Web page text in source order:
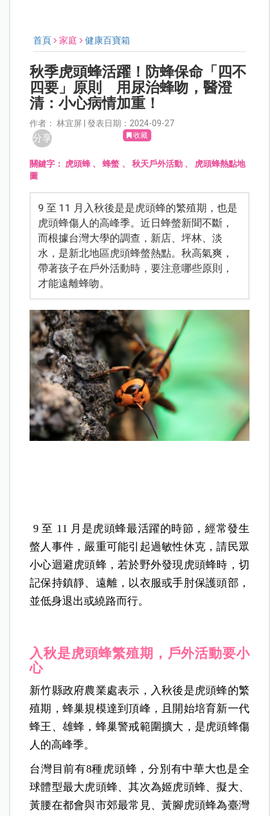
首頁 家庭 健康百寶箱
秋季虎頭蜂活躍！防蜂保命「四不
四要」原則 用尿治蜂吻，醫澄
清：小心病情加重！
作者： 林宜屏 | 發表日期：2024-09-27
分享 收藏
關鍵字： 虎頭蜂 、蜂螫 、 秋天戶外活動、 虎頭蜂熱點地
圖
9 至 11 月入秋後是是虎頭蜂的繁殖期，也是
虎頭蜂傷人的高峰季。近日蜂螫新聞不斷，
而根據台灣大學的調查，新店、坪林、淡
水，是新北地區虎頭蜂螫熱點。秋高氣爽，
帶著孩子在戶外活動時，要注意哪些原則，
才能遠離蜂吻。
9 至 11 月是虎頭蜂最活躍的時節，經常發生
螫人事件，嚴重可能引起過敏性休克，請民眾
小心迴避虎頭蜂，若於野外發現虎頭蜂時，切
記保持鎮靜、遠離，以衣服或手肘保護頭部，
並低身退出或繞路而行。
入秋是虎頭蜂繁殖期，戶外活動要小
心
新竹縣政府農業處表示，入秋後是虎頭蜂的繁
殖期，蜂巢規模達到頂峰，且開始培育新一代
蜂王、雄蜂，蜂巢警戒範圍擴大，是虎頭蜂傷
人的高峰季。
台灣目前有8種虎頭蜂，分別有中華大也是全
球體型最大虎頭蜂、其次為姬虎頭蜂、擬大、
黃腰在都會與市郊最常見、黃腳虎頭蜂為臺灣